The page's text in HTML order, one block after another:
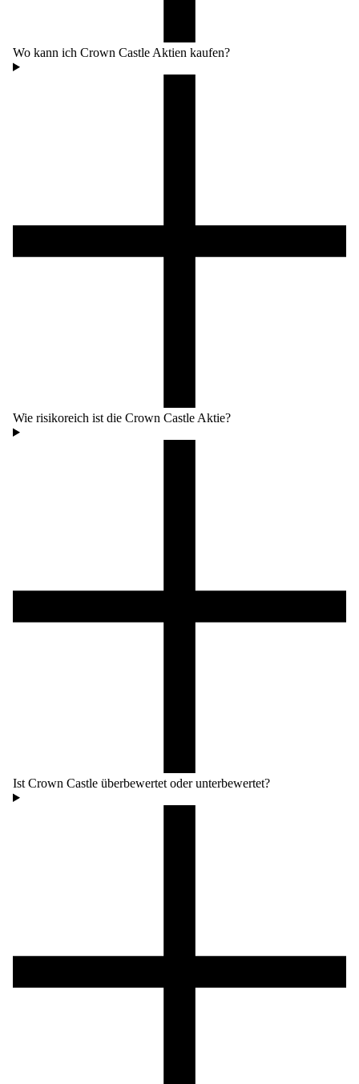
Wo kann ich Crown Castle Aktien kaufen?
Wie risikoreich ist die Crown Castle Aktie?
Ist Crown Castle überbewertet oder unterbewertet?